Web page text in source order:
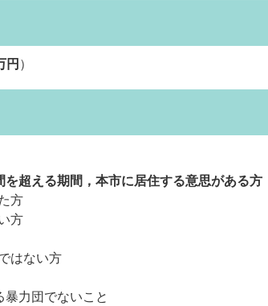
円 ）
超える期間，本市に居住する意思がある方
方
方
はない方
力団でないこと